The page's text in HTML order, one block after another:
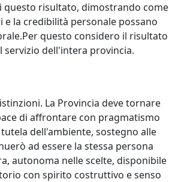
risultato, dimostrando come
la credibilità personale possano
questo considero il risultato
servizio dell'intera provincia.
La Provincia deve tornare
di affrontare con pragmatismo
dell'ambiente, sostegno alle
ad essere la stessa persona
autonoma nelle scelte, disponibile
con spirito costruttivo e senso